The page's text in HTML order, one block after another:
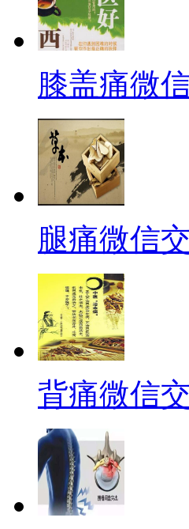
膝盖痛微
腿痛微信
背痛微信